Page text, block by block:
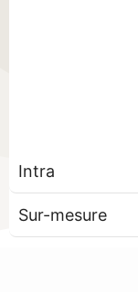
Intra
Sur-mesure